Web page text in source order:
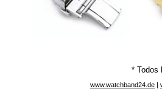
* Todos
www.watchband24.de |